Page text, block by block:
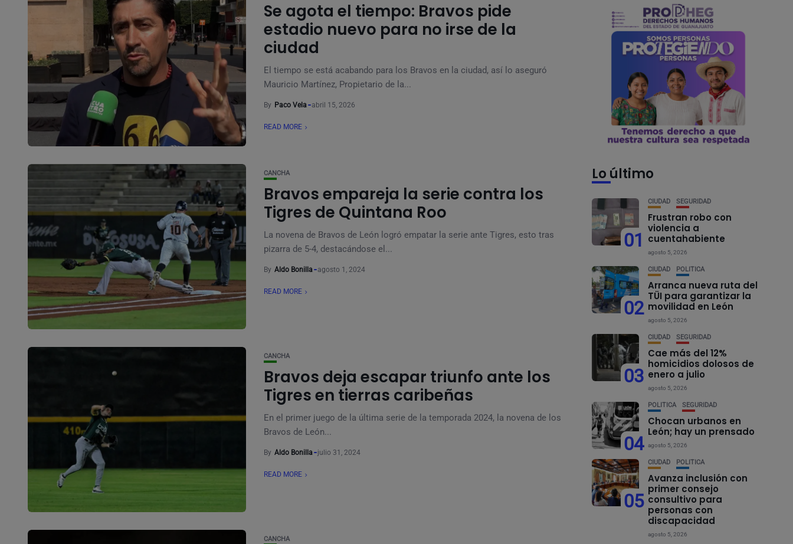
Se agota el tiempo: Bravos pide
estadio nuevo para no irse de la
ciudad
El tiempo se está acabando para los Bravos en la ciudad, así lo aseguró
Mauricio Martínez, Propietario de la...
By Paco Vela abril 15, 2026
READ MORE
CANCHA
Bravos empareja la serie contra los
Tigres de Quintana Roo
La novena de Bravos de León logró empatar la serie ante Tigres, esto tras
pizarra de 5-4, destacándose el...
By Aldo Bonilla agosto 1, 2024
READ MORE
CANCHA
Bravos deja escapar triunfo ante los
Tigres en tierras caribeñas
En el primer juego de la última serie de la temporada 2024, la novena de los
Bravos de León...
By Aldo Bonilla julio 31, 2024
READ MORE
CANCHA
Lo último
01
CIUDAD SEGURIDAD
Frustran robo con
violencia a
cuentahabiente
agosto 5, 2026
02
CIUDAD POLÍTICA
Arranca nueva ruta del
TÜI para garantizar la
movilidad en León
agosto 5, 2026
03
CIUDAD SEGURIDAD
Cae más del 12%
homicidios dolosos de
enero a julio
agosto 5, 2026
04
POLÍTICA SEGURIDAD
Chocan urbanos en
León; hay un prensado
agosto 5, 2026
05
CIUDAD POLÍTICA
Avanza inclusión con
primer consejo
consultivo para
personas con
discapacidad
agosto 5, 2026